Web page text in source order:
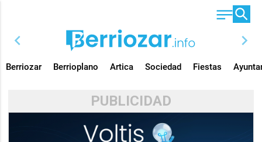
chevron_left chevron_right
Berriozar Berrioplano Artica Sociedad Fiestas
PUBLICIDAD